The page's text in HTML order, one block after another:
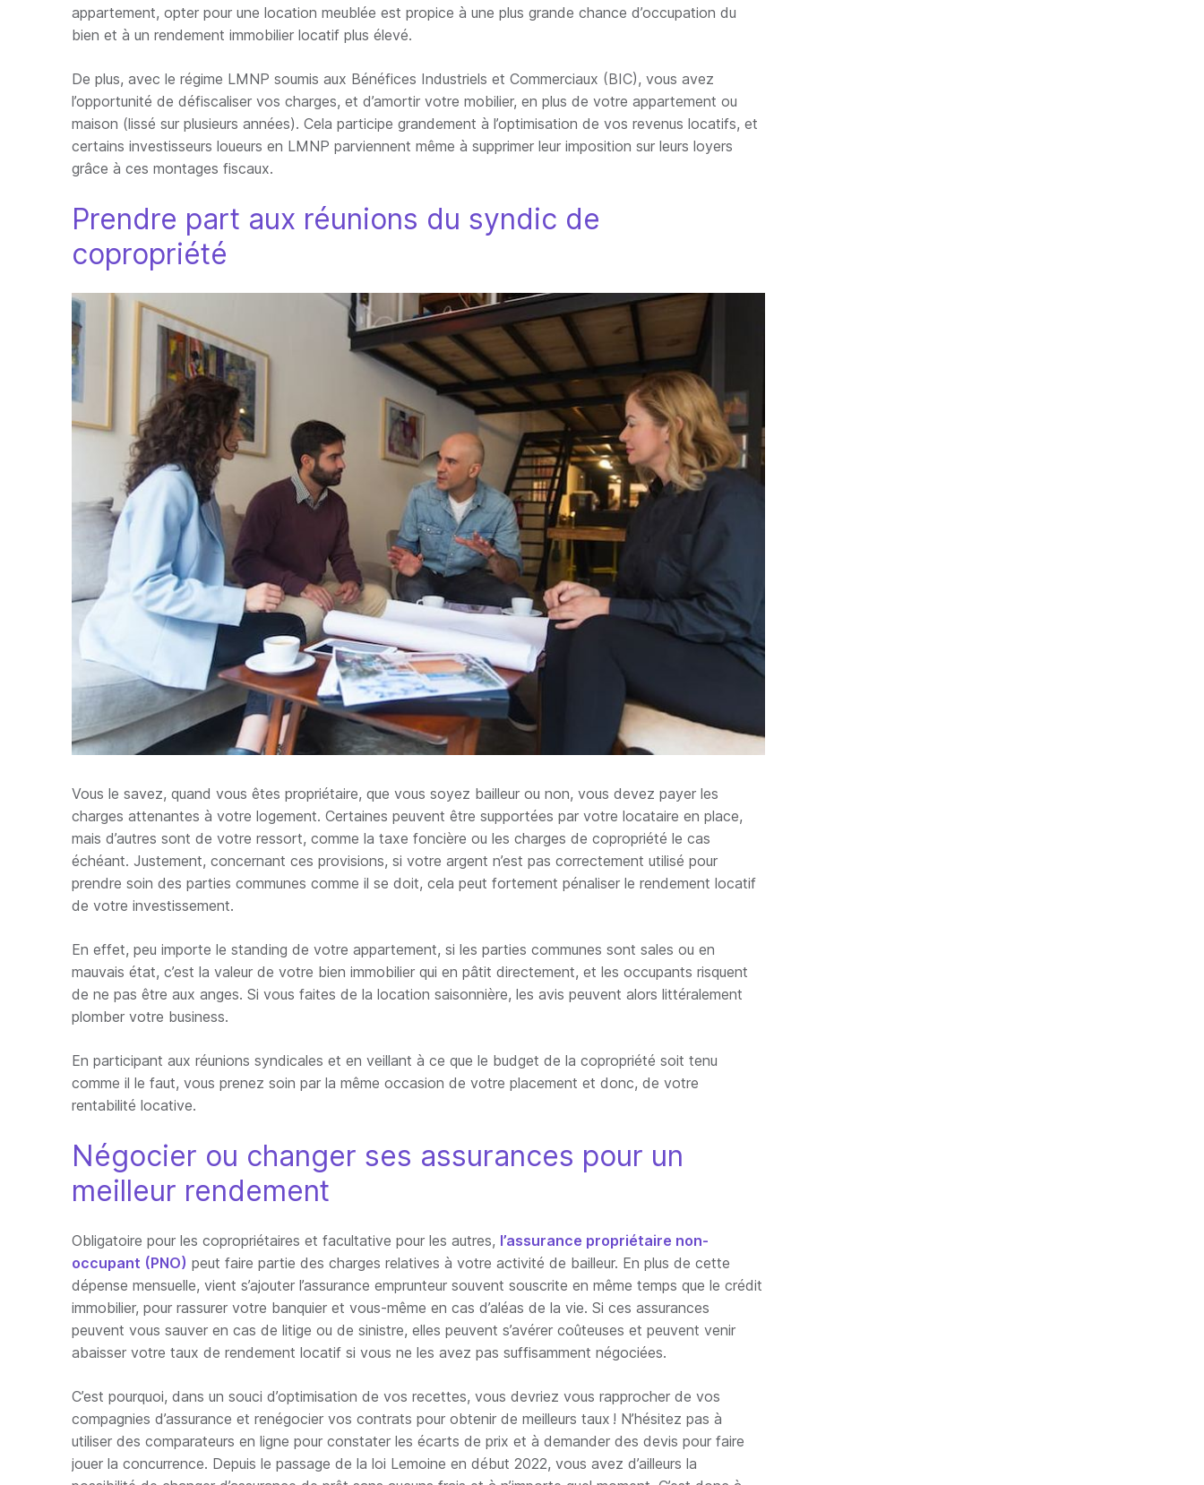
appartement, opter pour une location meublée est propice à une plus grande chance d’occupation du
bien et à un rendement immobilier locatif plus élevé.
De plus, avec le régime LMNP soumis aux Bénéfices Industriels et Commerciaux (BIC), vous avez
l’opportunité de défiscaliser vos charges, et d’amortir votre mobilier, en plus de votre appartement ou
maison (lissé sur plusieurs années). Cela participe grandement à l’optimisation de vos revenus locatifs, et
certains investisseurs loueurs en LMNP parviennent même à supprimer leur imposition sur leurs loyers
grâce à ces montages fiscaux.
Prendre part aux réunions du syndic de
copropriété
Vous le savez, quand vous êtes propriétaire, que vous soyez bailleur ou non, vous devez payer les
charges attenantes à votre logement. Certaines peuvent être supportées par votre locataire en place,
mais d’autres sont de votre ressort, comme la taxe foncière ou les charges de copropriété le cas
échéant. Justement, concernant ces provisions, si votre argent n’est pas correctement utilisé pour
prendre soin des parties communes comme il se doit, cela peut fortement pénaliser le rendement locatif
de votre investissement.
En effet, peu importe le standing de votre appartement, si les parties communes sont sales ou en
mauvais état, c’est la valeur de votre bien immobilier qui en pâtit directement, et les occupants risquent
de ne pas être aux anges. Si vous faites de la location saisonnière, les avis peuvent alors littéralement
plomber votre business.
En participant aux réunions syndicales et en veillant à ce que le budget de la copropriété soit tenu
comme il le faut, vous prenez soin par la même occasion de votre placement et donc, de votre
rentabilité locative.
Négocier ou changer ses assurances pour un
meilleur rendement
Obligatoire pour les copropriétaires et facultative pour les autres, l’assurance propriétaire non-
occupant (PNO) peut faire partie des charges relatives à votre activité de bailleur. En plus de cette
dépense mensuelle, vient s’ajouter l’assurance emprunteur souvent souscrite en même temps que le crédit
immobilier, pour rassurer votre banquier et vous-même en cas d’aléas de la vie. Si ces assurances
peuvent vous sauver en cas de litige ou de sinistre, elles peuvent s’avérer coûteuses et peuvent venir
abaisser votre taux de rendement locatif si vous ne les avez pas suffisamment négociées.
C’est pourquoi, dans un souci d’optimisation de vos recettes, vous devriez vous rapprocher de vos
compagnies d’assurance et renégocier vos contrats pour obtenir de meilleurs taux ! N’hésitez pas à
utiliser des comparateurs en ligne pour constater les écarts de prix et à demander des devis pour faire
jouer la concurrence. Depuis le passage de la loi Lemoine en début 2022, vous avez d’ailleurs la